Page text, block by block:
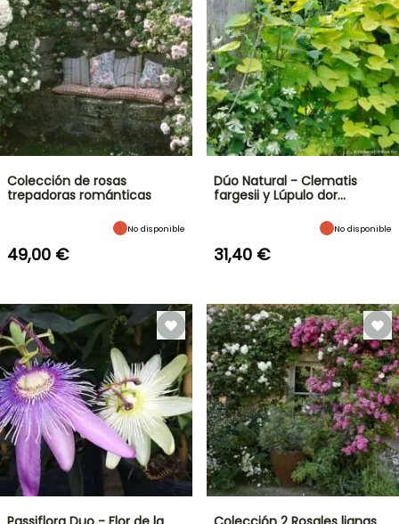
Colección de rosas
trepadoras románticas
No disponible
49,00 €
Dúo Natural - Clematis
fargesii y Lúpulo dor…
No disponible
31,40 €